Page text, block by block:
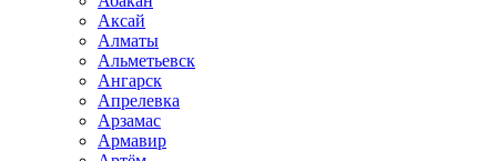
Аксай
Алматы
Альметьевск
Ангарск
Апрелевка
Арзамас
Армавир